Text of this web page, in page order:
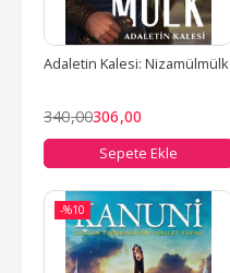
Adaletin Kalesi: Nizamülmülk
340,00306,00
Sepete Ekle
-%10